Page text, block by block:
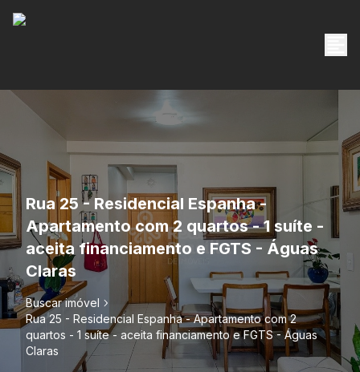
Rua 25 - Residencial Espanha -
Apartamento com 2 quartos - 1 suíte -
aceita financiamento e FGTS - Águas
Claras
Buscar imóvel
Rua 25 - Residencial Espanha - Apartamento com 2
quartos - 1 suíte - aceita financiamento e FGTS - Águas
Claras